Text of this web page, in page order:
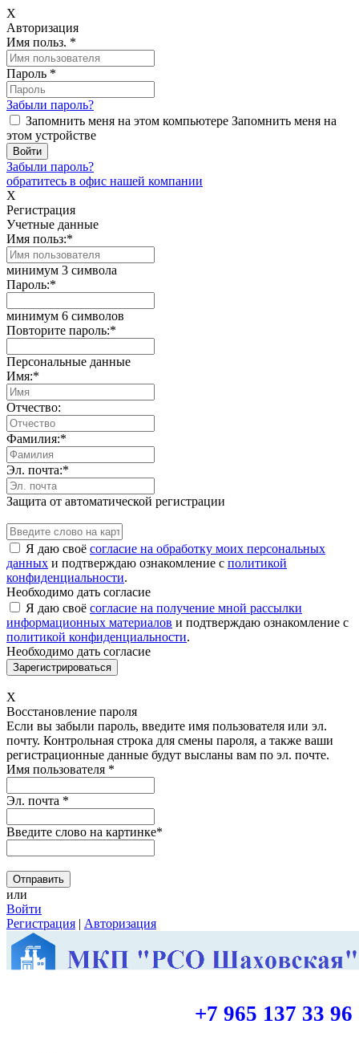
X
Авторизация
Имя польз. *
Пароль *
Забыли пароль?
Запомнить меня на этом компьютере Запомнить меня на
этом устройстве
Забыли пароль?
обратитесь в офис нашей компании
X
Регистрация
Учетные данные
Имя польз:*
минимум 3 символа
Пароль:*
минимум 6 символов
Повторите пароль:*
Персональные данные
Имя:*
Отчество:
Фамилия:*
Эл. почта:*
Защита от автоматической регистрации
Я даю своё согласие на обработку моих персональных
данных и подтверждаю ознакомление с политикой
конфиденциальности.
Необходимо дать согласие
Я даю своё согласие на получение мной рассылки
информационных материалов и подтверждаю ознакомление с
политикой конфиденциальности.
Необходимо дать согласие
X
Восстановление пароля
Если вы забыли пароль, введите имя пользователя или эл.
почту. Контрольная строка для смены пароля, а также ваши
регистрационные данные будут высланы вам по эл. почте.
Имя пользователя *
Эл. почта *
Введите слово на картинке*
или
Войти
Регистрация | Авторизация
+7 965 137 33 96